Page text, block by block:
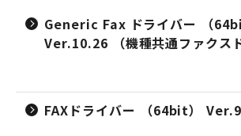
Generic Fax ドライバー （
Ver.10.26 （機種共通ファクス
FAXドライバー （64bit）